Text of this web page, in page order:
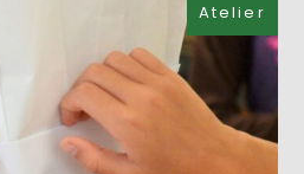
Atelier